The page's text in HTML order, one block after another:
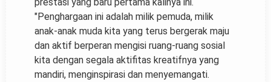
"Penghargaan ini adalah milik pemuda, milik
anak-anak muda kita yang terus bergerak maju
dan aktif berperan mengisi ruang-ruang sosial
kita dengan segala aktifitas kreatifnya yang
mandiri, menginspirasi dan menyemangati.